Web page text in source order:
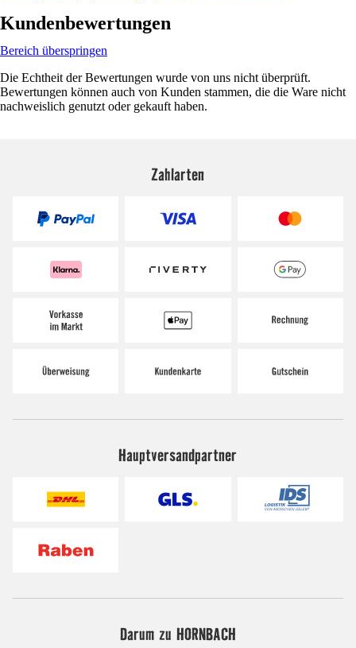
Kundenbewertungen
Bereich überspringen
Die Echtheit der Bewertungen wurde von uns nicht überprüft.
Bewertungen können auch von Kunden stammen, die die Ware nicht
nachweislich genutzt oder gekauft haben.
Zahlarten
Hauptversandpartner
Darum zu HORNBACH